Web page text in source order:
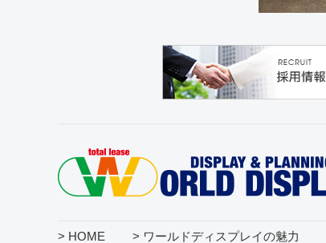
> HOME > ワールドディスプレイの魅力